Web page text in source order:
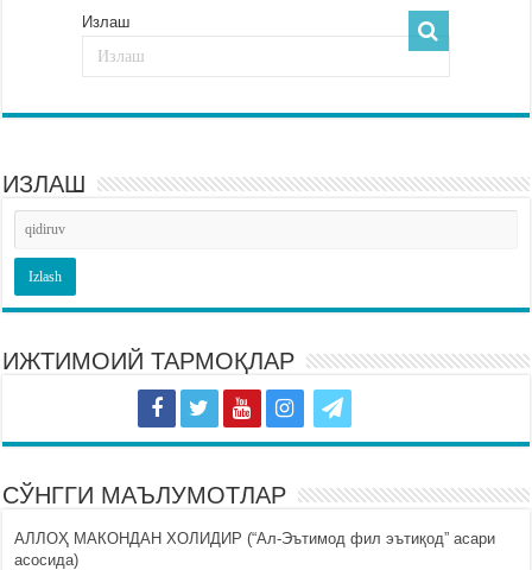
Излаш
ИЗЛАШ
ИЖТИМОИЙ ТАРМОҚЛАР
СЎНГГИ МАЪЛУМОТЛАР
АЛЛОҲ МАКОНДАН ХОЛИДИР (“Ал-Эътимод фил эътиқод” асари
асосида)